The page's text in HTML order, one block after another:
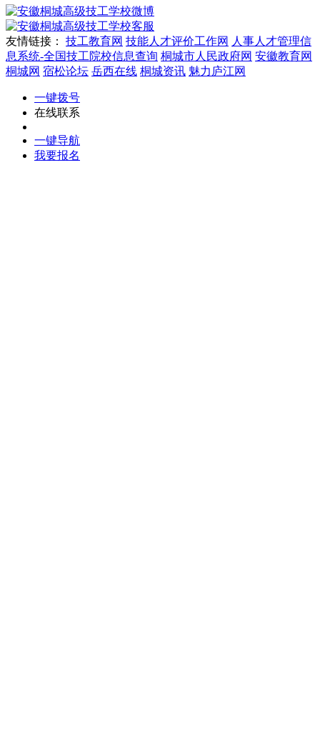
微博
客服
友情链接： 技工教育网 技能人才评价工作网 人事人才管理信
息系统-全国技工院校信息查询 桐城市人民政府网 安徽教育网
桐城网 宿松论坛 岳西在线 桐城资讯 魅力庐江网
一键拨号
在线联系
一键导航
我要报名